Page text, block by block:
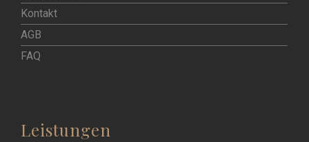
Kontakt
AGB
FAQ
Leistungen